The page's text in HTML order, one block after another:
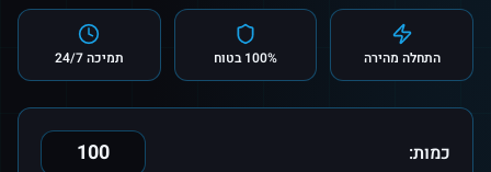
התחלה מהירה 100% בטוח תמיכה 24/7
כמות: